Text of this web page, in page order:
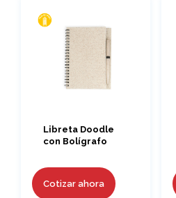
Libreta Doodle
con Bolígrafo
Cotizar ahora